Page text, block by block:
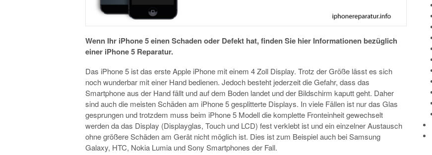
Wenn Ihr iPhone 5 einen Schaden oder Defekt hat, finden Sie hier Informationen bezüglich
einer iPhone 5 Reparatur.
Das iPhone 5 ist das erste Apple iPhone mit einem 4 Zoll Display. Trotz der Größe lässt es sich
noch wunderbar mit einer Hand bedienen. Jedoch besteht jederzeit die Gefahr, dass das
Smartphone aus der Hand fällt und auf dem Boden landet und der Bildschirm kaputt geht. Daher
sind auch die meisten Schäden am iPhone 5 gesplitterte Displays. In viele Fällen ist nur das Glas
gesprungen und trotzdem muss beim iPhone 5 Modell die komplette Fronteinheit gewechselt
werden da das Display (Displayglas, Touch und LCD) fest verklebt ist und ein einzelner Austausch
ohne größere Schäden am Gerät nicht möglich ist. Dies ist zum Beispiel auch bei Samsung
Galaxy, HTC, Nokia Lumia und Sony Smartphones der Fall.